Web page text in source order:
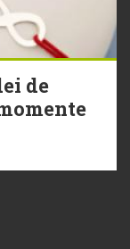
de